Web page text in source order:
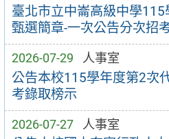
臺北市立中崙高級中學
甄選簡章-一次公告分次招
2026-07-29 人事室
公告本校115學年度第2次
考錄取榜示
2026-07-27 人事室